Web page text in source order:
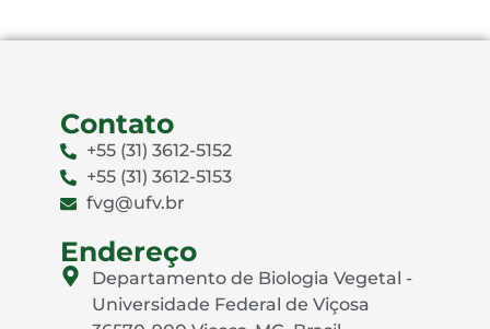
Contato
+55 (31) 3612-5152
+55 (31) 3612-5153
fvg@ufv.br
Endereço
Departamento de Biologia Vegetal -
Universidade Federal de Viçosa